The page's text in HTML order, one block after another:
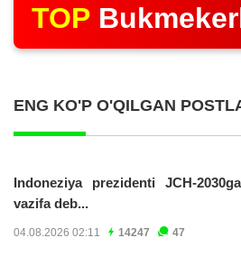
TOP
ENG KO'P O'QILGAN
Indoneziya prezidenti JCH-
vazifa deb...
04.08.2026 02:11 14247 47